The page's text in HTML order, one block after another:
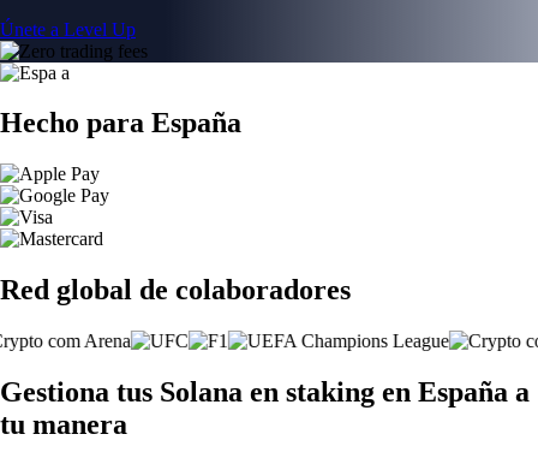
Únete a Level Up
Hecho para España
Red global de colaboradores
Gestiona tus Solana en staking en España a
tu manera